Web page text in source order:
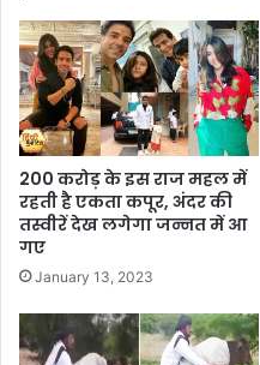
200 करोड़ के इस राज महल में
रहती है एकता कपूर, अंदर की
तस्वीरें देख लगेगा जन्नत में आ
गए
January 13, 2023